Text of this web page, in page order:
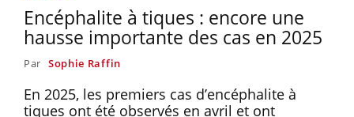
Encéphalite à tiques : encore une
hausse importante des cas en 2025
Par Sophie Raffin
En 2025, les premiers cas d’encéphalite à
tiques ont été observés en avril et ont